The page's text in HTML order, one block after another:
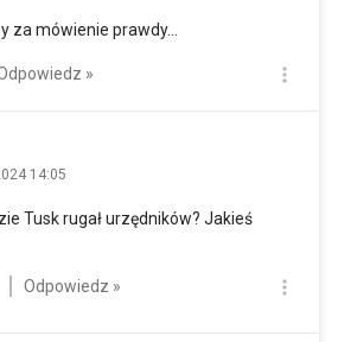
za mówienie prawdy...
»
14:05
Tusk rugał urzędników? Jakieś
Odpowiedz »